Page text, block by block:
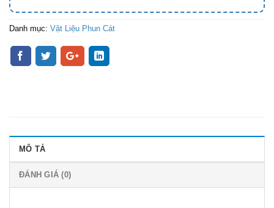
Danh mục: Vật Liệu Phun Cát
MÔ TẢ
ĐÁNH GIÁ (0)